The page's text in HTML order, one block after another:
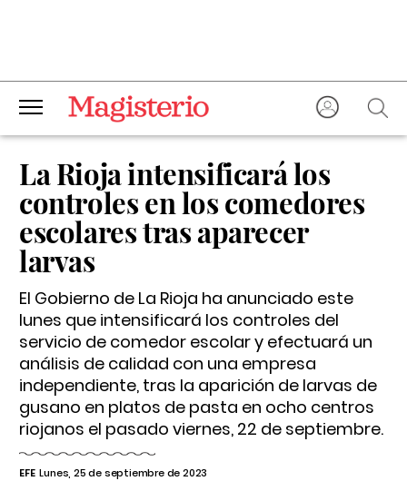
La Rioja intensificará los
controles en los comedores
escolares tras aparecer
larvas
El Gobierno de La Rioja ha anunciado este
lunes que intensificará los controles del
servicio de comedor escolar y efectuará un
análisis de calidad con una empresa
independiente, tras la aparición de larvas de
gusano en platos de pasta en ocho centros
riojanos el pasado viernes, 22 de septiembre.
EFE Lunes, 25 de septiembre de 2023